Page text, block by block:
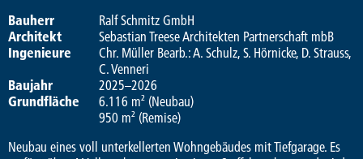
Bauherr Ralf Schmitz GmbH
Architekt Sebastian Treese Architekten Partnerschaft mbB
Ingenieure
Chr. Müller Bearb.: A. Schulz, S. Hörnicke, D. Strauss,
C. Venneri
Baujahr 2025–2026
Grundfläche
6.116 m² (Neubau)
950 m² (Remise)
Neubau eines voll unterkellerten Wohngebäudes mit Tiefgarage. Es